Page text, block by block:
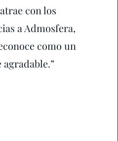
con los
a Admosfera,
como un